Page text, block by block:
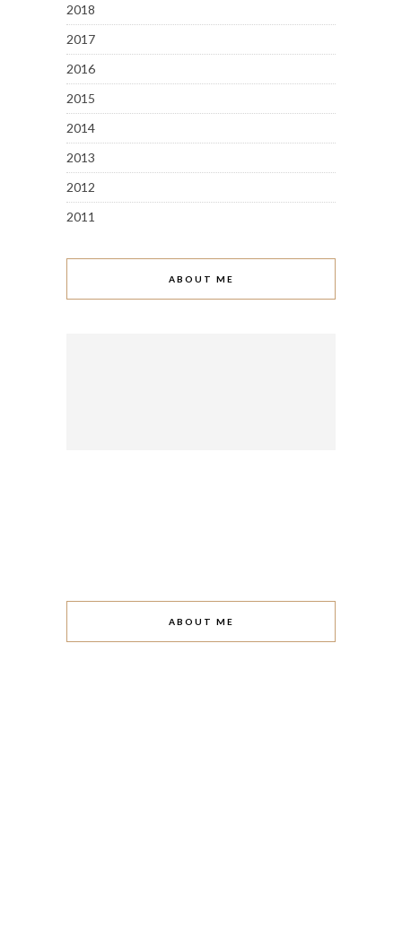
2018
2017
2016
2015
2014
2013
2012
2011
ABOUT ME
ABOUT ME